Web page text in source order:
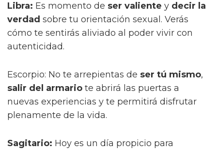
Libra: Es momento de ser valiente y decir la
verdad sobre tu orientación sexual. Verás
cómo te sentirás aliviado al poder vivir con
autenticidad.
Escorpio: No te arrepientas de ser tú mismo,
salir del armario te abrirá las puertas a
nuevas experiencias y te permitirá disfrutar
plenamente de la vida.
Sagitario: Hoy es un día propicio para